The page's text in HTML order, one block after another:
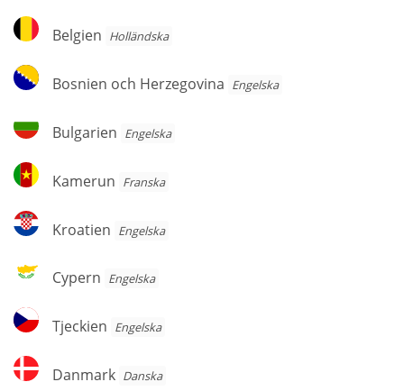
Belgien
Belgien Holländska
Bosnien
och
Bosnien och Herzegovina Engelska
Bulgarien
Bulgarien Engelska
Kamerun
Kamerun Franska
Kroatien
Kroatien Engelska
Cypern
Cypern Engelska
Tjeckien
Tjeckien Engelska
Danmark
Danmark Danska